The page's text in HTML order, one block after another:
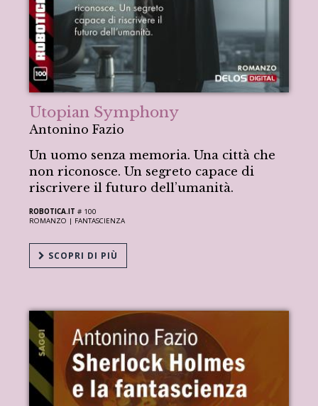
Utopian Symphony
Antonino Fazio
Un uomo senza memoria. Una città che
non riconosce. Un segreto capace di
riscrivere il futuro dell’umanità.
ROBOTICA.IT # 100
ROMANZO | FANTASCIENZA
SCOPRI DI PIÙ